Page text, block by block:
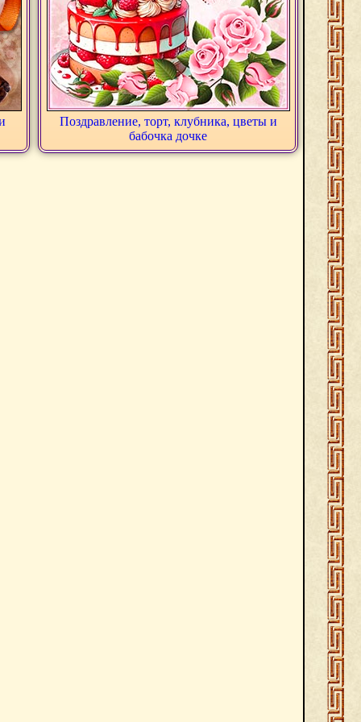
Поздравление, торт, клубника, цветы и
бабочка дочке